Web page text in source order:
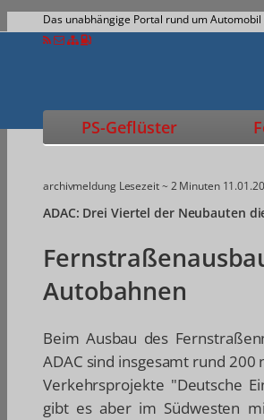
Das unabhängige Portal rund um
PS-Geflüster
archivmeldung Lesezeit ~ 2 Minuten
ADAC: Drei Viertel der Neubauten
Autobahnen
Beim Ausbau des
ADAC sind insgesamt rund
Verkehrsprojekte "Deutsche
gibt es aber im Südwesten